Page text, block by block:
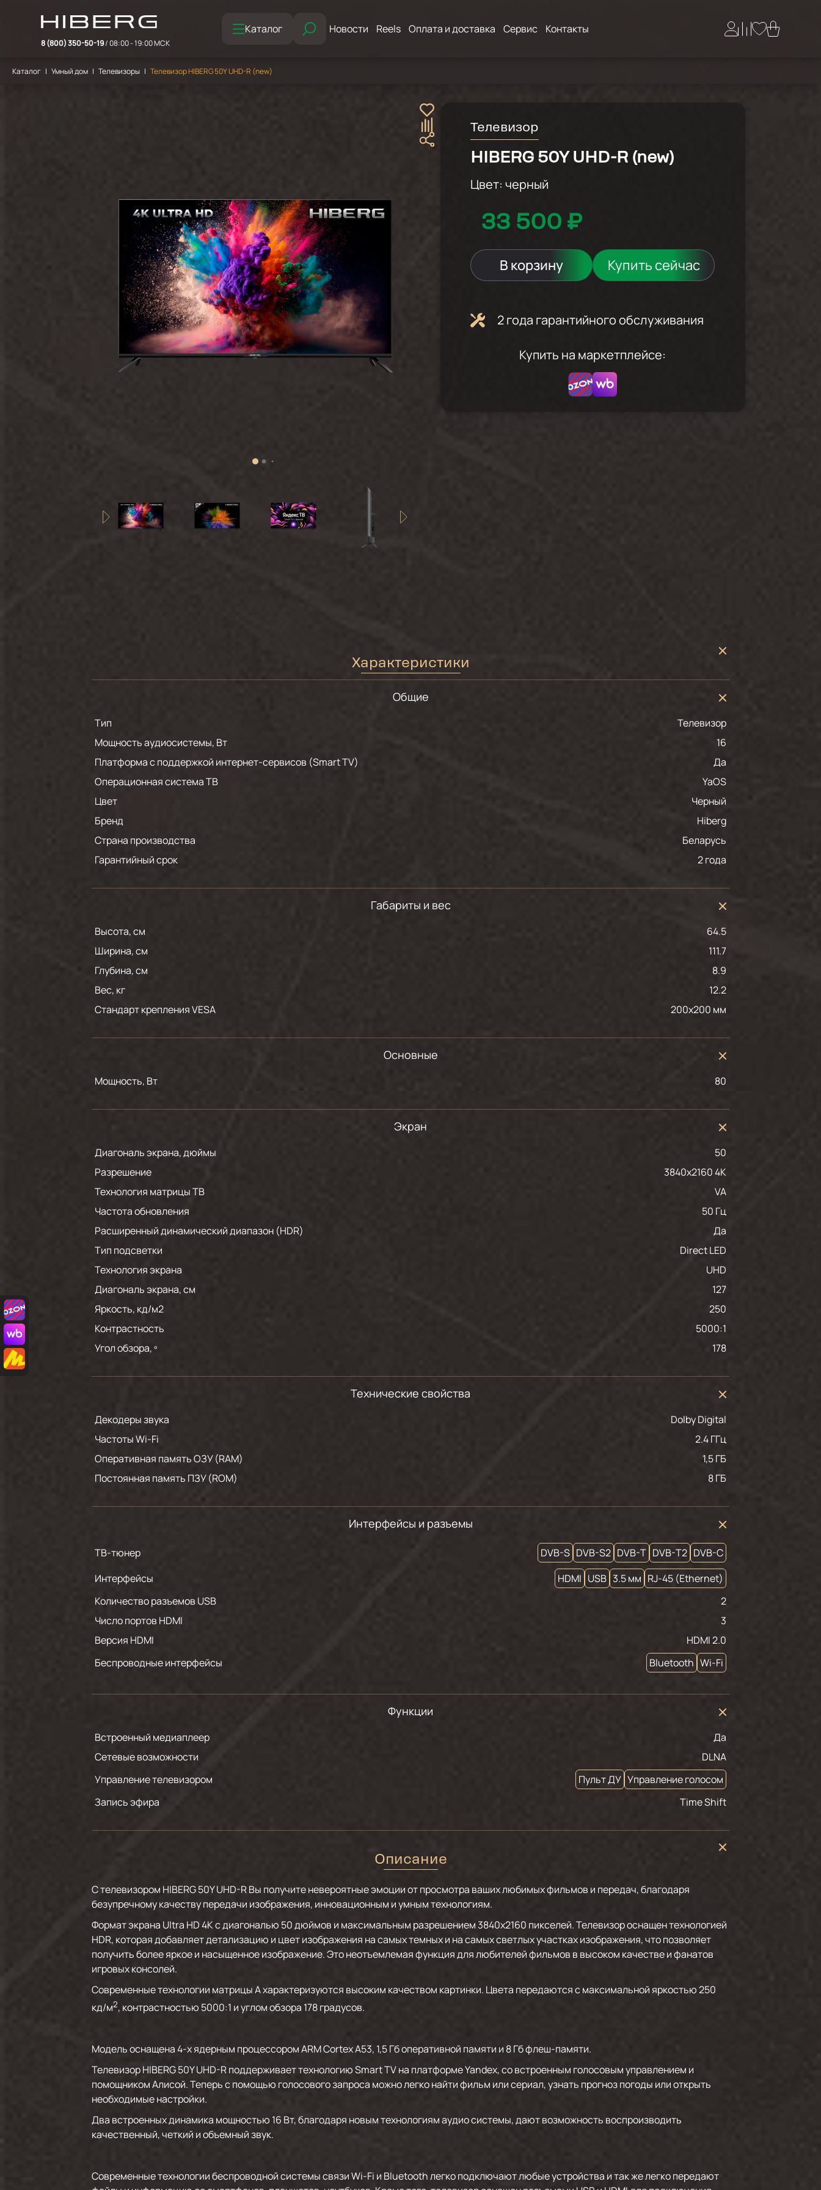
8 (800) 350-50-19/ 08:00 - 19:00 МСК
Каталог Новости Reels Оплата и доставка Сервис Контакты
Каталог Умный дом Телевизоры Телевизор HIBERG 50Y UHD-R (new)
Телевизор
HIBERG 50Y UHD-R (new)
Цвет:черный
33 500 ₽
В корзину Купить сейчас
2 года гарантийного обслуживания
Купить на маркетплейсе:
Характеристики
Общие
Тип
Телевизор
Мощность аудиосистемы, Вт
16
Платформа с поддержкой интернет-сервисов (Smart TV)
Да
Операционная система ТВ
YaOS
Цвет
черный
Бренд
Hiberg
Страна производства
Беларусь
Гарантийный срок
2 года
Габариты и вес
Высота, см
64.5
Ширина, см
111.7
Глубина, см
8.9
Вес, кг
12.2
Стандарт крепления VESA
200x200 мм
Основные
Мощность, Вт 80
Экран
Диагональ экрана, дюймы
50
Разрешение
3840x2160 4K
Технология матрицы ТВ
VA
Частота обновления
50 Гц
Расширенный динамический диапазон (HDR)
Да
Тип подсветки
Direct LED
Технология экрана
UHD
Диагональ экрана, см
127
Яркость, кд/м2
250
Контрастность
5000:1
Угол обзора, º
178
Технические свойства
Декодеры звука
Dolby Digital
Частоты Wi-Fi
2.4 ГГц
Оперативная память ОЗУ (RAM)
1,5 ГБ
Постоянная память ПЗУ (ROM)
8 ГБ
Интерфейсы и разъемы
ТВ-тюнер DVB-S DVB-S2 DVB-T DVB-T2 DVB-C
Интерфейсы
HDMI USB 3.5 мм RJ-45 (Ethernet)
Количество разъемов USB
2
Число портов HDMI
3
Версия HDMI
HDMI 2.0
Беспроводные интерфейсы
Bluetooth Wi-Fi
Функции
Встроенный медиаплеер
Да
Сетевые возможности
DLNA
Управление телевизором
Пульт ДУ Управление голосом
Запись эфира
Time Shift
Описание
С телевизором HIBERG 50Y UHD-R Вы получите невероятные эмоции от просмотра ваших любимых фильмов и передач, благодаря
безупречному качеству передачи изображения, инновационным и умным технологиям.
Формат экрана Ultra HD 4K с диагональю 50 дюймов и максимальным разрешением 3840х2160 пикселей. Телевизор оснащен технологией
HDR, которая добавляет детализацию и цвет изображения на самых темных и на самых светлых участках изображения, что позволяет
получить более яркое и насыщенное изображение. Это неотъемлемая функция для любителей фильмов в высоком качестве и фанатов
игровых консолей.
Современные технологии матрицы А характеризуются высоким качеством картинки. Цвета передаются с максимальной яркостью 250
кд/м2, контрастностью 5000:1 и углом обзора 178 градусов.
Модель оснащена 4-х ядерным процессором ARM Cortex A53, 1,5 Гб оперативной памяти и 8 Гб флеш-памяти.
Телевизор HIBERG 50Y UHD-R поддерживает технологию Smart TV на платформе Yandex, со встроенным голосовым управлением и
помощником Алисой. Теперь с помощью голосового запроса можно легко найти фильм или сериал, узнать прогноз погоды или открыть
необходимые настройки.
Два встроенных динамика мощностью 16 Вт, благодаря новым технологиям аудио системы, дают возможность воспроизводить
качественный, четкий и объемный звук.
Современные технологии беспроводной системы связи Wi-Fi и Bluetooth легко подключают любые устройства и так же легко передают